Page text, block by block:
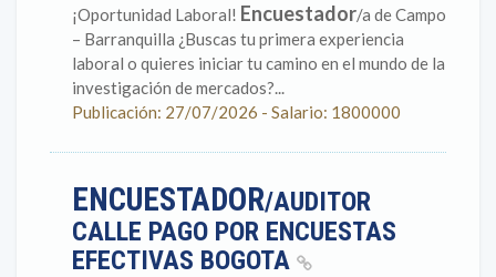
¡Oportunidad Laboral! Encuestador/a de Campo
– Barranquilla ¿Buscas tu primera experiencia
laboral o quieres iniciar tu camino en el mundo de la
investigación de mercados?...
Publicación: 27/07/2026 - Salario: 1800000
ENCUESTADOR/AUDITOR
CALLE PAGO POR ENCUESTAS
EFECTIVAS BOGOTA